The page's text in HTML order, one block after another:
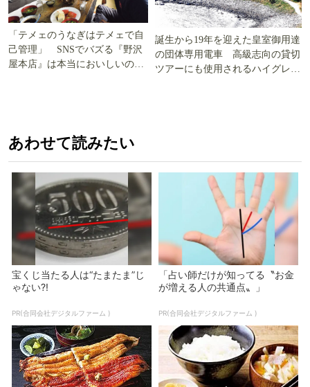
「テメェのうなぎはテメェで自
己管理」 SNSでバズる『野沢
屋本店』は本当においしいの
誕生から19年を迎えた皇室御用達
の団体専用電車 高級志向の貸切
ツアーにも使用されるハイグレー
あわせて読みたい
宝くじ当たる人は“たまたま”じ
ゃない?!
PR(合同会社デジタルファーム )
「占い師だけが知ってる〝お金
が増える人の共通点〟」
PR(合同会社デジタルファーム )